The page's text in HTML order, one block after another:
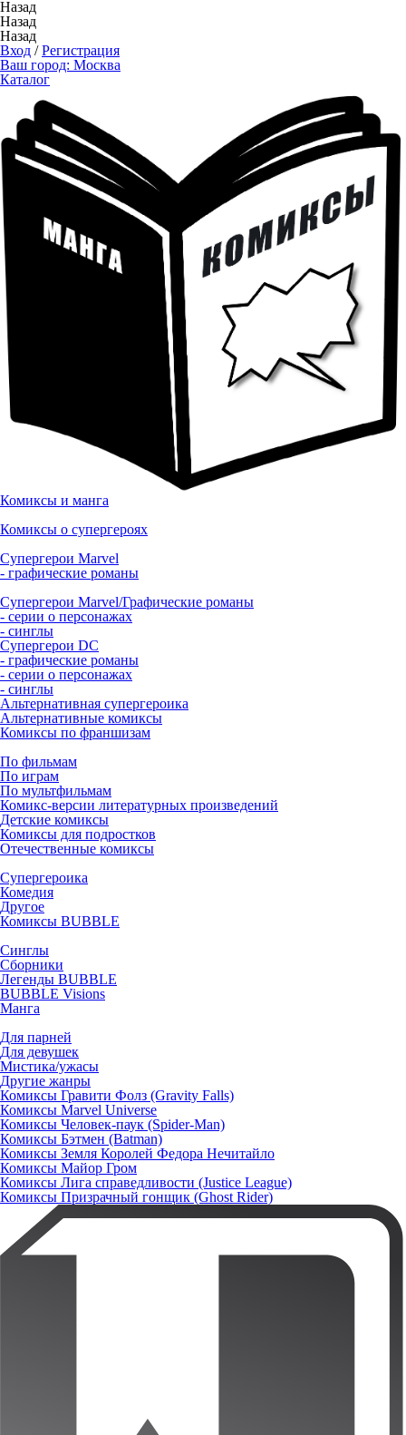
Назад
Назад
Назад
Вход /Регистрация
Ваш город: Москва
Каталог
Комиксы и манга
Комиксы о супергероях
Супергерои Marvel
- графические романы
Супергерои Marvel/Графические романы
- серии о персонажах
- синглы
Супергерои DC
- графические романы
- серии о персонажах
- синглы
Альтернативная супергероика
Альтернативные комиксы
Комиксы по франшизам
По фильмам
По играм
По мультфильмам
Комикс-версии литературных произведений
Детские комиксы
Комиксы для подростков
Отечественные комиксы
Супергероика
Комедия
Другое
Комиксы BUBBLE
Синглы
Сборники
Легенды BUBBLE
BUBBLE Visions
Манга
Для парней
Для девушек
Мистика/ужасы
Другие жанры
Комиксы Гравити Фолз (Gravity Falls)
Комиксы Marvel Universe
Комиксы Человек-паук (Spider-Man)
Комиксы Бэтмен (Batman)
Комиксы Земля Королей Федора Нечитайло
Комиксы Майор Гром
Комиксы Лига справедливости (Justice League)
Комиксы Призрачный гонщик (Ghost Rider)